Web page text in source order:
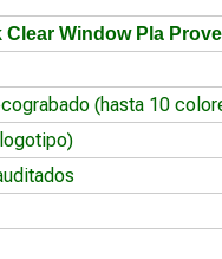
Clear Window Pla
(hasta 10